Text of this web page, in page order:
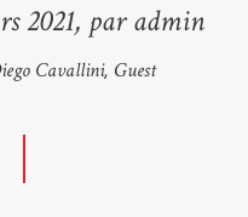
2021, par admin
Cavallini Guest